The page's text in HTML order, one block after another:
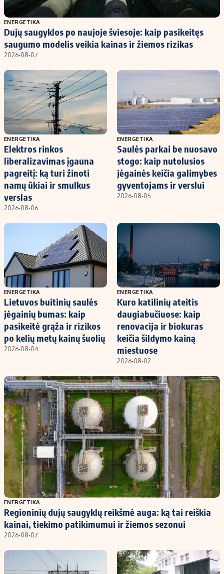
Populiarios temos
Investavimas
Akcijų rinka
Saulės elektrinės
Kriptovaliutos
Infliacija
Migracija
Titulinis
Nedarbo išmokos skaičiuoklė
Indėlių skaičiuoklė
Įdomios naujienos
Redakcija
Apie mus
Redakcijos politika
Privatumo politika
Turinio žymėjimo taisyklės
Regionų naujienos
Indėlių palūkanos
ENERGETIKA
Dujų saugyklos po naujoje šviesoje: kaip pasikeitęs
saugumo modelis veikia kainas ir žiemos rizikas
2026-08-07
ENERGETIKA
Elektros rinkos
liberalizavimas įgauna
pagreitį: ką turi žinoti
namų ūkiai ir smulkus
verslas
2026-08-06
ENERGETIKA
Saulės parkai be nuosavo
stogo: kaip nutolusios
jėgainės keičia galimybes
gyventojams ir verslui
2026-08-05
ENERGETIKA
Lietuvos buitinių saulės
jėgainių bumas: kaip
pasikeitė grąža ir rizikos
po kelių metų kainų šuolių
2026-08-04
ENERGETIKA
Kuro katilinių ateitis
daugiabučiuose: kaip
renovacija ir biokuras
keičia šildymo kainą
miestuose
2026-08-02
ENERGETIKA
Regioninių dujų saugyklų reikšmė auga: ką tai reiškia
kainai, tiekimo patikimumui ir žiemos sezonui
2026-08-07